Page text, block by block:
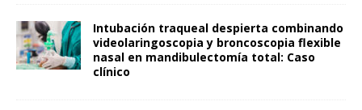
Intubación traqueal despierta combinando
videolaringoscopia y broncoscopia flexible
nasal en mandibulectomía total: Caso
clínico